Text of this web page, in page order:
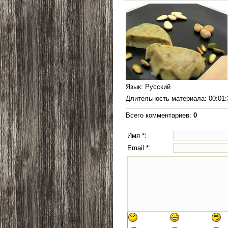
Язык: Русский
Длительность материала:
Всего комментариев: 0
Имя *:
Email *: